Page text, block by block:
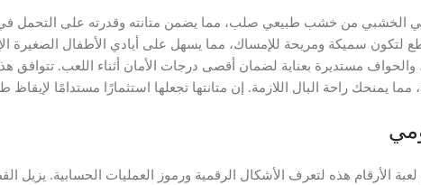
الخشبي من خشب طبيعي صلب، مما يضمن متانته وقدرته على التحمل
لتكون سميكة ومريحة للإمساك، مما يسهل على أيادي الأطفال الصغيرة
مستديرة بعناية لضمان أقصى درجات الأمان أثناء اللعب. تتوافق هذه
مما يمنحك راحة البال اللازمة. إن متانتها تجعلها استثمارًا مستدامًا لإيقاظ
الأرقام هذه لتعرف الأشكال الرقمية ورموز العمليات الحسابية. يزيل